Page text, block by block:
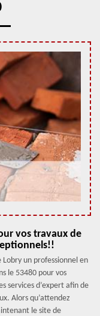
vos travaux de
un professionnel en
le 53480 pour vos
services d’expert afin de
Alors qu’attendez
le site de